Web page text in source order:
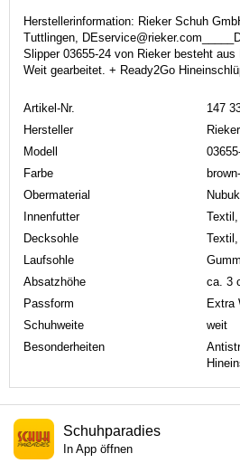
Herstellerinformation: Rieker Schuh
Tuttlingen,
Slipper 03655-24 von Rieker besteht
Weit gearbeitet. + Ready2Go
Artikel-Nr.
147
Hersteller
Rieker
Modell
Farbe
Obermaterial
Innenfutter
Decksohle
Laufsohle
Absatzhöhe
ca. 3
Passform
Extra
Schuhweite
weit
Besonderheiten
Schuhparadies
In App öffnen